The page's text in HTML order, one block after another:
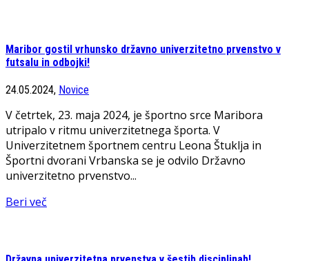
Maribor gostil vrhunsko državno univerzitetno prvenstvo v
futsalu in odbojki!
24.05.2024, Novice
V četrtek, 23. maja 2024, je športno srce Maribora
utripalo v ritmu univerzitetnega športa. V
Univerzitetnem športnem centru Leona Štuklja in
Športni dvorani Vrbanska se je odvilo Državno
univerzitetno prvenstvo...
Beri več